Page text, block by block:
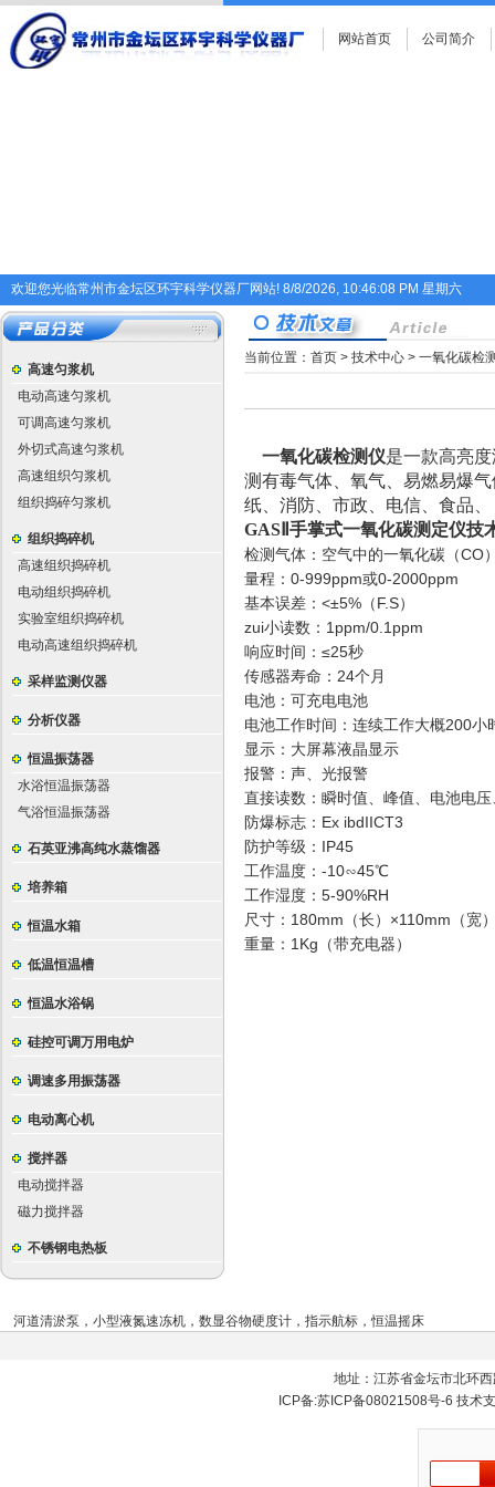
网站首页 公司简介
欢迎您光临常州市金坛区环宇科学仪器厂网站! 8/8/2026, 10:46:08 PM 星期六
高速匀浆机
电动高速匀浆机
可调高速匀浆机
外切式高速匀浆机
高速组织匀浆机
组织捣碎匀浆机
组织捣碎机
高速组织捣碎机
电动组织捣碎机
实验室组织捣碎机
电动高速组织捣碎机
采样监测仪器
分析仪器
恒温振荡器
水浴恒温振荡器
气浴恒温振荡器
石英亚沸高纯水蒸馏器
培养箱
恒温水箱
低温恒温槽
恒温水浴锅
硅控可调万用电炉
调速多用振荡器
电动离心机
搅拌器
电动搅拌器
磁力搅拌器
不锈钢电热板
当前位置： 首页 > 技术中心 > 一氧化碳检
一氧化碳检测仪是一款高亮
测有毒气体、氧气、易燃易爆
纸、消防、市政、电信、食品
GASⅡ手掌式一氧化碳测定仪技
检测气体：空气中的一氧化碳（CO
量程：0-999ppm或0-2000ppm
基本误差：<±5%（F.S）
zui小读数：1ppm/0.1ppm
响应时间：≤25秒
传感器寿命：24个月
电池：可充电电池
电池工作时间：连续工作大概200小
显示：大屏幕液晶显示
报警：声、光报警
直接读数：瞬时值、峰值、电池电压
防爆标志：Ex ibdIICT3
防护等级：IP45
工作温度：-10∽45℃
工作湿度：5-90%RH
尺寸：180mm（长）×110mm（宽
重量：1Kg（带充电器）
河道清淤泵 ， 小型液氮速冻机 ， 数显谷物硬度计 ， 指示航标 ，恒温摇床
地址：江苏省金坛市北环
ICP备:苏ICP备08021508号-6 技术